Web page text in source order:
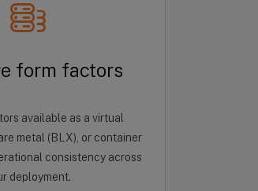
form factors
available as a virtual
metal (BLX), or container
consistency across
deployment.